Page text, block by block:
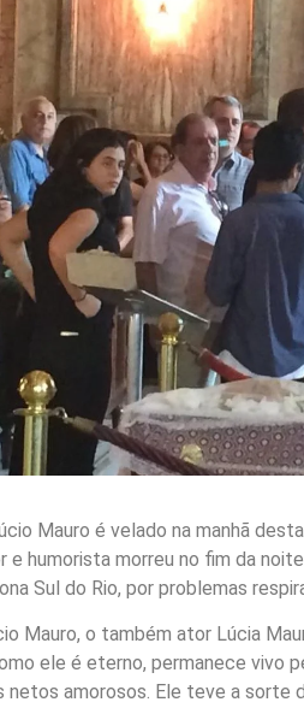
Mauro é velado na manhã
e humorista morreu no fim da
Sul do Rio, por problemas
Mauro, o também ator Lúcia
ele é eterno, permanece vivo
netos amorosos. Ele teve a sorte